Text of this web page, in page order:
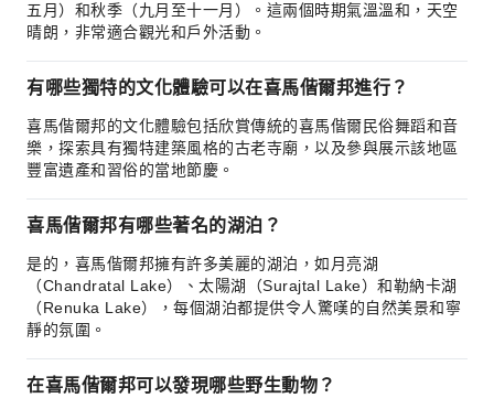
五月）和秋季（九月至十一月）。這兩個時期氣溫溫和，天空
晴朗，非常適合觀光和戶外活動。
有哪些獨特的文化體驗可以在喜馬偕爾邦進行？
喜馬偕爾邦的文化體驗包括欣賞傳統的喜馬偕爾民俗舞蹈和音
樂，探索具有獨特建築風格的古老寺廟，以及參與展示該地區
豐富遺產和習俗的當地節慶。
喜馬偕爾邦有哪些著名的湖泊？
是的，喜馬偕爾邦擁有許多美麗的湖泊，如月亮湖
（Chandratal Lake）、太陽湖（Surajtal Lake）和勒納卡湖
（Renuka Lake），每個湖泊都提供令人驚嘆的自然美景和寧
靜的氛圍。
在喜馬偕爾邦可以發現哪些野生動物？